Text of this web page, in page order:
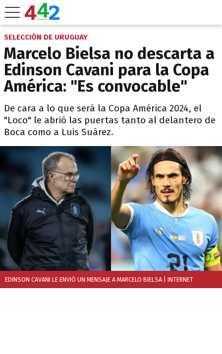
SELECCIÓN DE URUGUAY
Marcelo Bielsa no descarta a
Edinson Cavani para la Copa
América: "Es convocable"
De cara a lo que será la Copa América 2024, el
"Loco" le abrió las puertas tanto al delantero de
Boca como a Luis Suárez.
EDINSON CAVANI LE ENVIÓ UN MENSAJE A MARCELO BIELSA | INTERNET